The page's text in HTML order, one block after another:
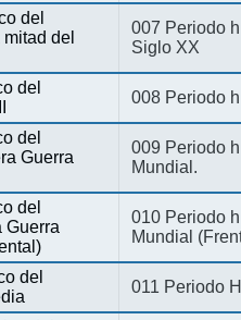
del
del
007 Periodo
Siglo XX
del
008 Periodo
del
Guerra
009 Periodo
Mundial.
del
Guerra
010 Periodo
Mundial
del
011 Periodo